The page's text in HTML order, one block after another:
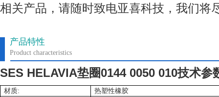
相关产品，请随时致电亚喜科技，我们将
产品特性
Product characteristics
SES HELAVIA垫圈0144 0050 010技术参
材质:
热塑性橡胶